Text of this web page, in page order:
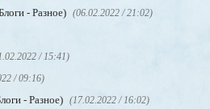
- Разное) (06.02.2022 / 21:02)
/ 15:41)
/ 09:16)
- Разное) (17.02.2022 / 16:02)